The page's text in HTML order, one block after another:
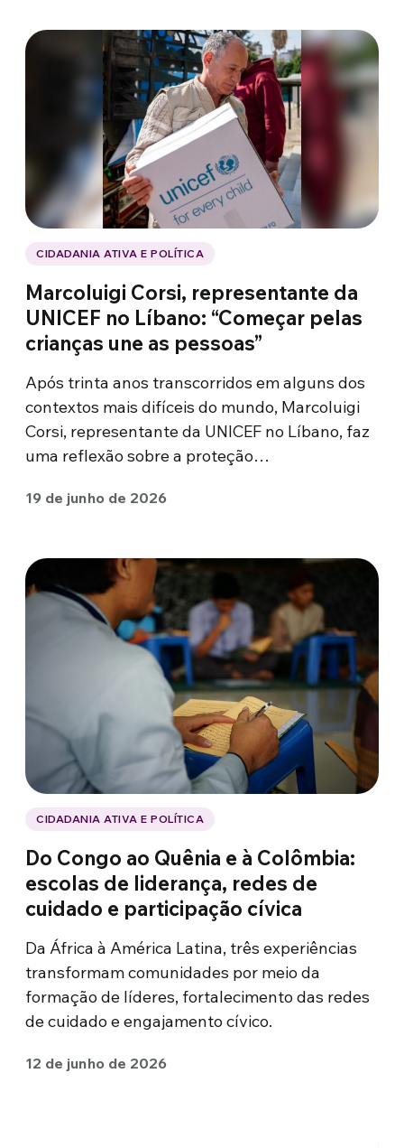
CIDADANIA ATIVA E POLÍTICA
Marcoluigi Corsi, representante da
UNICEF no Líbano: “Começar pelas
crianças une as pessoas”
Após trinta anos transcorridos em alguns dos
contextos mais difíceis do mundo, Marcoluigi
Corsi, representante da UNICEF no Líbano, faz
uma reflexão sobre a proteção…
19 de junho de 2026
CIDADANIA ATIVA E POLÍTICA
Do Congo ao Quênia e à Colômbia:
escolas de liderança, redes de
cuidado e participação cívica
Da África à América Latina, três experiências
transformam comunidades por meio da
formação de líderes, fortalecimento das redes
de cuidado e engajamento cívico.
12 de junho de 2026